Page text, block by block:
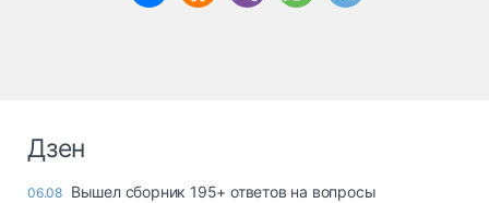
Дзен
06.08 Вышел сборник 195+ ответов на вопросы